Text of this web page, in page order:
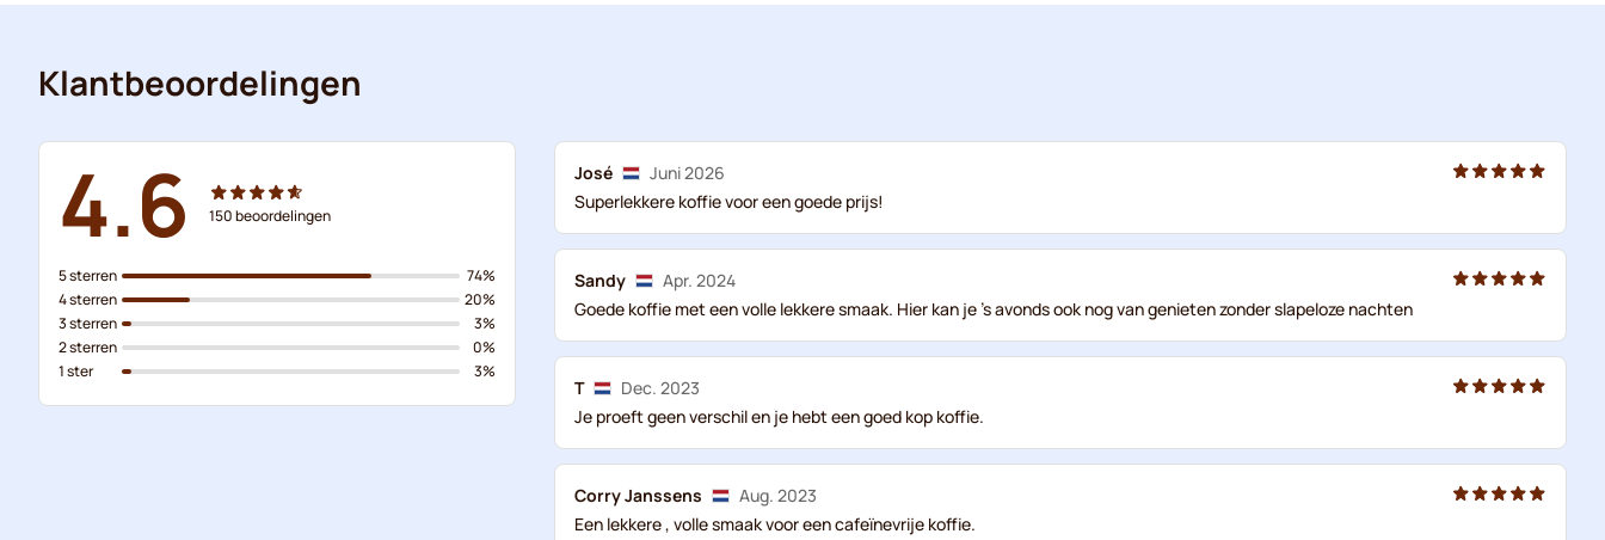
Klantbeoordelingen
4.6 150beoordelingen
5 sterren
4 sterren
3 sterren
2 sterren
1 ster
74%
20%
3%
0%
3%
José
Juni 2026
Superlekkere koffie voor een goede prijs!
Sandy
Apr. 2024
Goede koffie met een volle lekkere smaak. Hier kan je 's avonds ook nog van genieten zonder slapeloze nachten
T
Dec. 2023
Je proeft geen verschil en je hebt een goed kop koffie.
Corry Janssens
Aug. 2023
Een lekkere , volle smaak voor een cafeïnevrije koffie.